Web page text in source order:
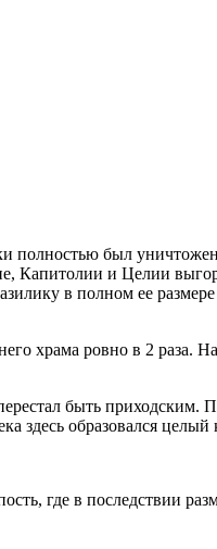
полностью был
Капитолии и Целии
в полном ее
храма ровно в 2 раза.
быть приходским.
образовался
где в последствии